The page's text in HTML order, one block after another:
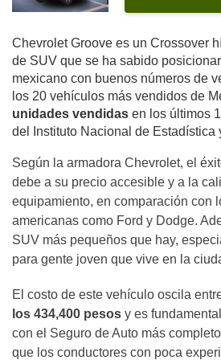
Chevrolet Groove es un Crossover
de SUV que se ha sabido
mexicano con buenos números de
los 20 vehículos más vendidos de
unidades vendidas en los últimos
del
Instituto Nacional de Estadística
Según la armadora Chevrolet, el
debe a su precio accesible y a la
equipamiento, en comparación con
americanas como Ford y Dodge.
SUV más pequeños que hay,
para gente joven que vive en la
El costo de este vehículo oscila
los 434,400 pesos y es
con el Seguro de Auto más
que los conductores con poca